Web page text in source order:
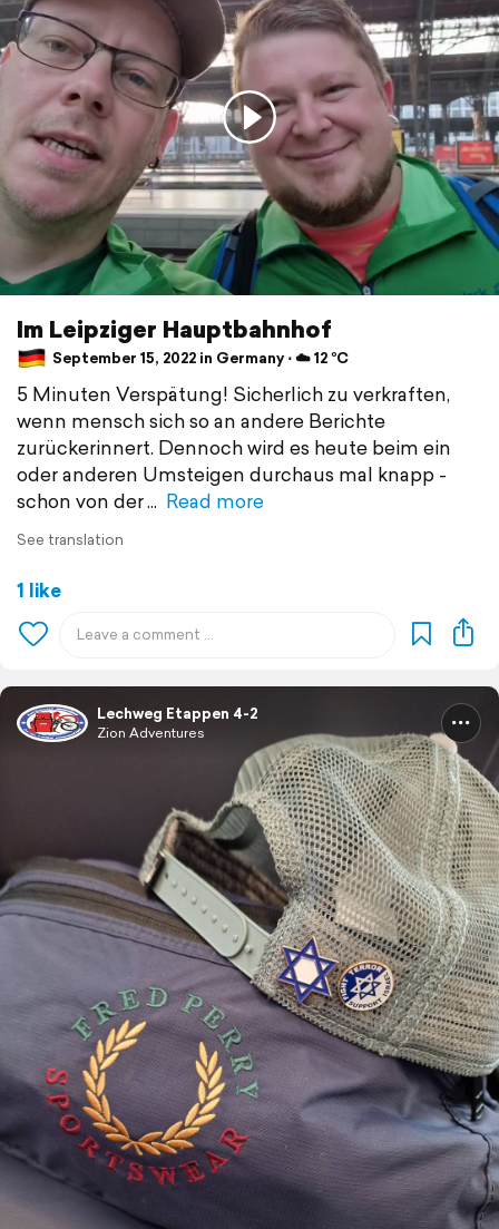
Im Leipziger Hauptbahnhof
September 15, 2022 in Germany ⋅ ☁️ 12 °C
5 Minuten Verspätung! Sicherlich zu verkraften,
wenn mensch sich so an andere Berichte
zurückerinnert. Dennoch wird es heute beim ein
oder anderen Umsteigen durchaus mal knapp -
schon von der
Read more
See translation
1 like
Lechweg Etappen 4-2
Zion Adventures